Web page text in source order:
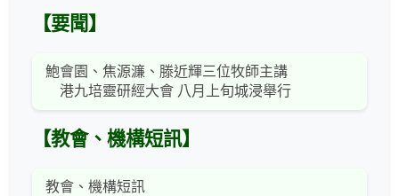
【要聞】
鮑會園、焦源濂、滕近輝三位牧師主講
港九培靈研經大會 八月上旬城浸舉行
【教會、機構短訊】
教會、機構短訊